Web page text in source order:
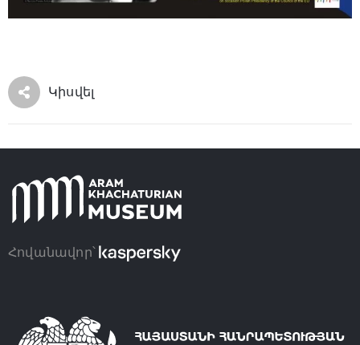
Կիսվել
Հովանավոր՝